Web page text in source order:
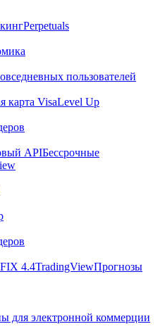
Perpetuals
пользователей
карта VisaLevel Up
APIБессрочные
4.4TradingViewПрогнозы
для электронной коммерции